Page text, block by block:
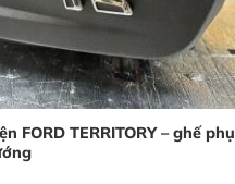
FORD TERRITORY – ghế phụ